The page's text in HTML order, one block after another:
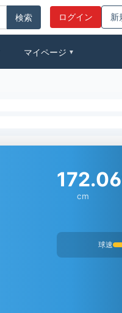
ログイン 新
マイページ ▼
172.0
cm
球速